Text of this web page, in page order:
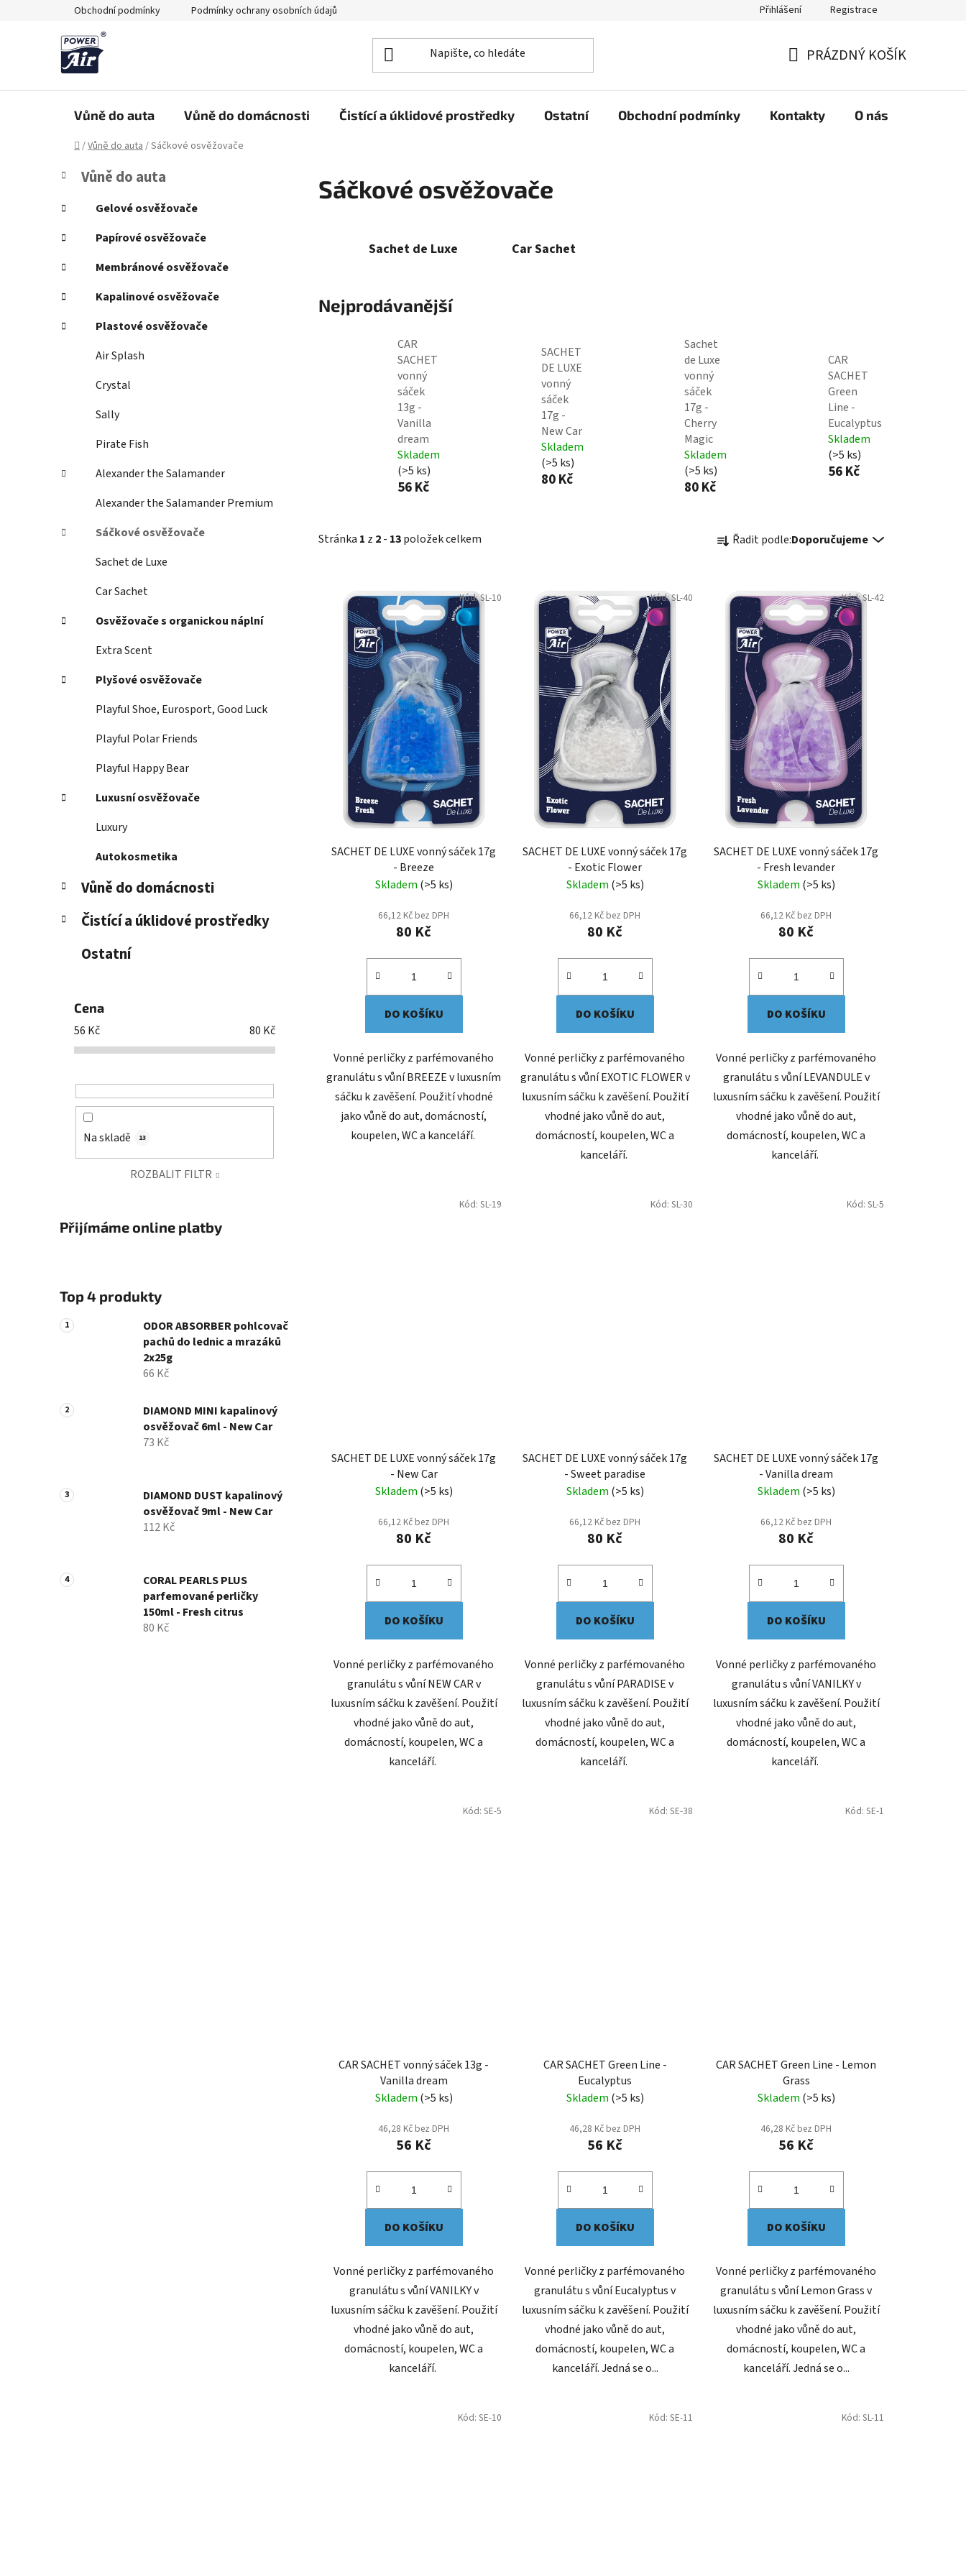
Obchodní podmínky Podmínky ochrany osobních údajů Přihlášení Registrace
KOŠÍK
PRÁZDNÝ KOŠÍK
Vůně do auta Vůně do domácnosti Čistící a úklidové prostředky Ostatní Obchodní podmínky Kontakty O nás
Domů
/Vůně do auta/Sáčkové osvěžovače
P
s
r
a
n
í
Přeskočit
kategorie
K
a
e
g
o
r
e
Vůně do auta
Gelové osvěžovače
Papírové osvěžovače
Membránové osvěžovače
Kapalinové osvěžovače
Plastové osvěžovače
Air Splash
Crystal
Sally
Pirate Fish
Alexander the Salamander
Alexander the Salamander Premium
Sáčkové osvěžovače
Sachet de Luxe
Car Sachet
Osvěžovače s organickou náplní
Extra Scent
Plyšové osvěžovače
Playful Shoe, Eurosport, Good Luck
Playful Polar Friends
Playful Happy Bear
Luxusní osvěžovače
Luxury
Autokosmetika
Vůně do domácnosti
Čistící a úklidové prostředky
Ostatní
Cena
56 Kč 80 Kč
Na skladě 13
ROZBALIT FILTR
Přijímáme online platby
Top 4 produkty
ODOR ABSORBER pohlcovač
pachů do lednic a mrazáků
2x25g
66 Kč
DIAMOND MINI kapalinový
osvěžovač 6ml - New Car
73 Kč
DIAMOND DUST kapalinový
osvěžovač 9ml - New Car
112 Kč
CORAL PEARLS PLUS
parfemované perličky
150ml - Fresh citrus
80 Kč
Sáčkové osvěžovače
Sachet de Luxe Car Sachet
Nejprodávanější
CAR
SACHET
vonný
sáček
13g -
Vanilla
dream
Skladem
(>5 ks)
56 Kč
SACHET
DE LUXE
vonný
sáček
17g -
New Car
Skladem
(>5 ks)
80 Kč
Sachet
de Luxe
vonný
sáček
17g -
Cherry
Magic
Skladem
(>5 ks)
80 Kč
CAR
SACHET
Green
Line -
Eucalyptus
Skladem
(>5 ks)
56 Kč
Stránka 1 z 2- 13položek celkem
a Řadit podle:Doporučujeme
SACHET DE LUXE vonný sáček 17g
- Breeze
Skladem (>5 ks)
66,12 Kč bez DPH
80 Kč
DO KOŠÍKU
Vonné perličky z parfémovaného
granulátu s vůní BREEZE v luxusním
sáčku k zavěšení. Použití vhodné
jako vůně do aut, domácností,
koupelen, WC a kanceláří.
Kód:SL-10
SACHET DE LUXE vonný sáček 17g
- Exotic Flower
Skladem (>5 ks)
66,12 Kč bez DPH
80 Kč
DO KOŠÍKU
Vonné perličky z parfémovaného
granulátu s vůní EXOTIC FLOWER v
luxusním sáčku k zavěšení. Použití
vhodné jako vůně do aut,
domácností, koupelen, WC a
kanceláří.
Kód:SL-40
SACHET DE LUXE vonný sáček 17g
- Fresh levander
Skladem (>5 ks)
66,12 Kč bez DPH
80 Kč
DO KOŠÍKU
Vonné perličky z parfémovaného
granulátu s vůní LEVANDULE v
luxusním sáčku k zavěšení. Použití
vhodné jako vůně do aut,
domácností, koupelen, WC a
kanceláří.
Kód:SL-42
SACHET DE LUXE vonný sáček 17g
- New Car
Skladem (>5 ks)
66,12 Kč bez DPH
80 Kč
DO KOŠÍKU
Vonné perličky z parfémovaného
granulátu s vůní NEW CAR v
luxusním sáčku k zavěšení. Použití
vhodné jako vůně do aut,
domácností, koupelen, WC a
kanceláří.
Kód: SL-19
SACHET DE LUXE vonný sáček 17g
- Sweet paradise
Skladem (>5 ks)
66,12 Kč bez DPH
80 Kč
DO KOŠÍKU
Vonné perličky z parfémovaného
granulátu s vůní PARADISE v
luxusním sáčku k zavěšení. Použití
vhodné jako vůně do aut,
domácností, koupelen, WC a
kanceláří.
Kód: SL-30
SACHET DE LUXE vonný sáček 17g
- Vanilla dream
Skladem (>5 ks)
66,12 Kč bez DPH
80 Kč
DO KOŠÍKU
Vonné perličky z parfémovaného
granulátu s vůní VANILKY v
luxusním sáčku k zavěšení. Použití
vhodné jako vůně do aut,
domácností, koupelen, WC a
kanceláří.
Kód: SL-5
CAR SACHET vonný sáček 13g -
Vanilla dream
Skladem (>5 ks)
46,28 Kč bez DPH
56 Kč
DO KOŠÍKU
Vonné perličky z parfémovaného
granulátu s vůní VANILKY v
luxusním sáčku k zavěšení. Použití
vhodné jako vůně do aut,
domácností, koupelen, WC a
kanceláří.
Kód: SE-5
CAR SACHET Green Line -
Eucalyptus
Skladem (>5 ks)
46,28 Kč bez DPH
56 Kč
DO KOŠÍKU
Vonné perličky z parfémovaného
granulátu s vůní Eucalyptus v
luxusním sáčku k zavěšení. Použití
vhodné jako vůně do aut,
domácností, koupelen, WC a
kanceláří. Jedná se o...
Kód: SE-38
CAR SACHET Green Line - Lemon
Grass
Skladem (>5 ks)
46,28 Kč bez DPH
56 Kč
DO KOŠÍKU
Vonné perličky z parfémovaného
granulátu s vůní Lemon Grass v
luxusním sáčku k zavěšení. Použití
vhodné jako vůně do aut,
domácností, koupelen, WC a
kanceláří. Jedná se o...
Kód: SE-1
Kód: SE-10 Kód: SE-11 Kód: SL-11